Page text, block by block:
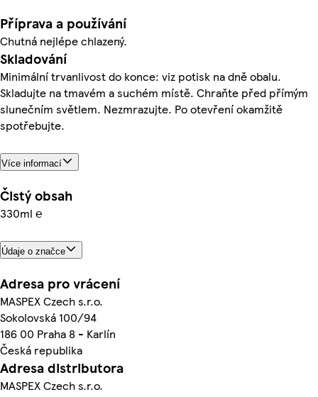
Příprava a používání
Chutná nejlépe chlazený.
Skladování
Minimální trvanlivost do konce: viz potisk na dně obalu.
Skladujte na tmavém a suchém místě. Chraňte před přímým
slunečním světlem. Nezmrazujte. Po otevření okamžitě
spotřebujte.
Více informací
Čistý obsah
330ml ℮
Údaje o značce
Adresa pro vrácení
MASPEX Czech s.r.o.
Sokolovská 100/94
186 00 Praha 8 - Karlín
Česká republika
Adresa distributora
MASPEX Czech s.r.o.